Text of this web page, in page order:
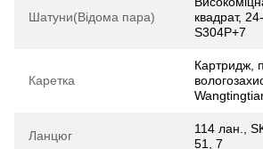
Шатуни(Відома пара)
квадрат,
S304P+7
Каретка
Картридж,
Ланцюг
114 лан.,
51, 7